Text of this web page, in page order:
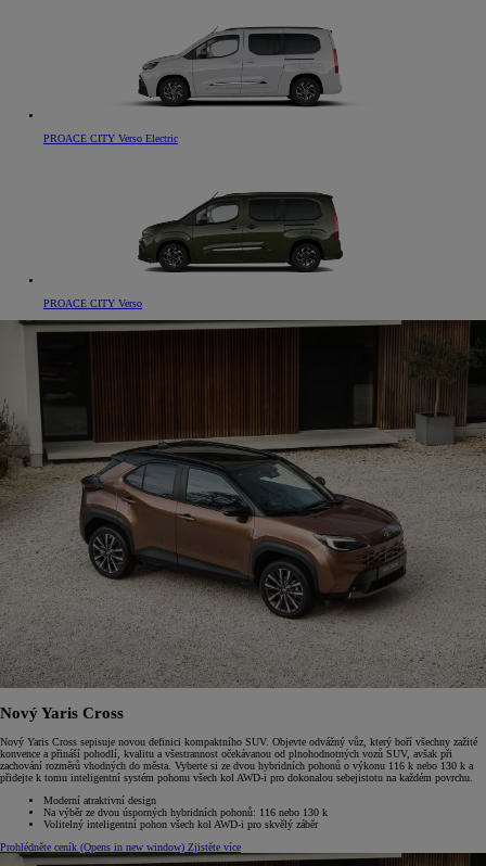
PROACE CITY Verso Electric
PROACE CITY Verso
Nový Yaris Cross
Nový Yaris Cross sepisuje novou definici kompaktního SUV. Objevte odvážný vůz, který boří všechny zažité
konvence a přináší pohodlí, kvalitu a všestrannost očekávanou od plnohodnotných vozů SUV, avšak při
zachování rozměrů vhodných do města. Vyberte si ze dvou hybridních pohonů o výkonu 116 k nebo 130 k a
přidejte k tomu inteligentní systém pohonu všech kol AWD-i pro dokonalou sebejistotu na každém povrchu.
Moderní atraktivní design
Na výběr ze dvou úsporných hybridních pohonů: 116 nebo 130 k
Volitelný inteligentní pohon všech kol AWD-i pro skvělý záběr
Prohlédněte ceník (Opens in new window) Zjistěte více